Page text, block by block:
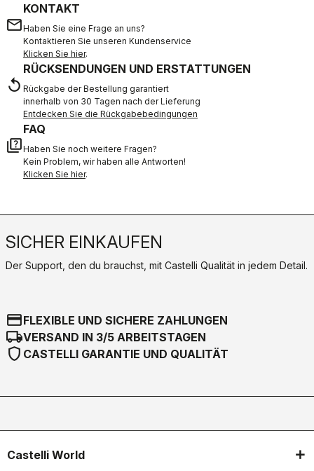
email
KONTAKT
Haben Sie eine Frage an uns?
Kontaktieren Sie unseren Kundenservice
Klicken Sie hier.
replay
RÜCKSENDUNGEN UND ERSTATTUNGEN
Rückgabe der Bestellung garantiert
innerhalb von 30 Tagen nach der Lieferung
Entdecken Sie die Rückgabebedingungen
quiz
FAQ
Haben Sie noch weitere Fragen?
Kein Problem, wir haben alle Antworten!
Klicken Sie hier.
SICHER EINKAUFEN
Der Support, den du brauchst, mit Castelli Qualität in jedem Detail.
credit_cardFLEXIBLE UND SICHERE ZAHLUNGEN
local_shippingVERSAND IN 3/5 ARBEITSTAGEN
shield CASTELLI GARANTIE UND QUALITÄT
Castelli World